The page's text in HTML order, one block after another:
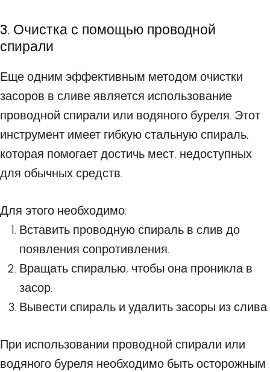
3. Очистка с помощью проводной
спирали
Еще одним эффективным методом очистки
засоров в сливе является использование
проводной спирали или водяного буреля. Этот
инструмент имеет гибкую стальную спираль,
которая помогает достичь мест, недоступных
для обычных средств.
Для этого необходимо:
Вставить проводную спираль в слив до
появления сопротивления.
Вращать спиралью, чтобы она проникла в
засор.
Вывести спираль и удалить засоры из слива.
При использовании проводной спирали или
водяного буреля необходимо быть осторожным